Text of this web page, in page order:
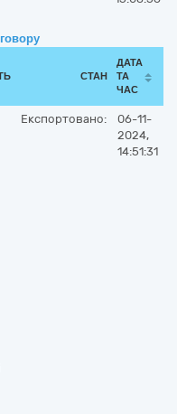
СТАН
ДАТА
ТА
ЧАС
Експортовано:
06-11-
2024,
14:51:31